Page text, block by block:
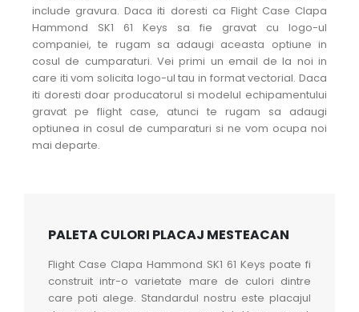
include gravura. Daca iti doresti ca Flight Case Clapa
Hammond SK1 61 Keys sa fie gravat cu logo-ul
companiei, te rugam sa adaugi aceasta optiune in
cosul de cumparaturi. Vei primi un email de la noi in
care iti vom solicita logo-ul tau in format vectorial. Daca
iti doresti doar producatorul si modelul echipamentului
gravat pe flight case, atunci te rugam sa adaugi
optiunea in cosul de cumparaturi si ne vom ocupa noi
mai departe.
PALETA CULORI PLACAJ MESTEACAN
Flight Case Clapa Hammond SK1 61 Keys poate fi
construit intr-o varietate mare de culori dintre
care poti alege. Standardul nostru este placajul